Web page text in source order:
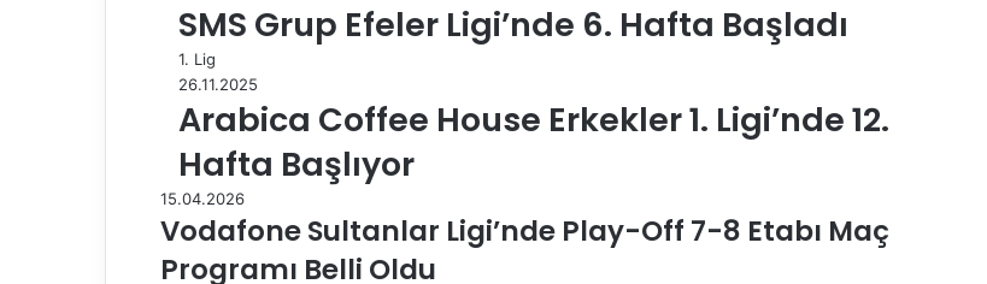
SMS Grup Efeler Ligi’nde 6. Hafta Başladı
1. Lig
26.11.2025
Arabica Coffee House Erkekler 1. Ligi’nde 12.
Hafta Başlıyor
15.04.2026
Vodafone Sultanlar Ligi’nde Play-Off 7-8 Etabı Maç
Programı Belli Oldu